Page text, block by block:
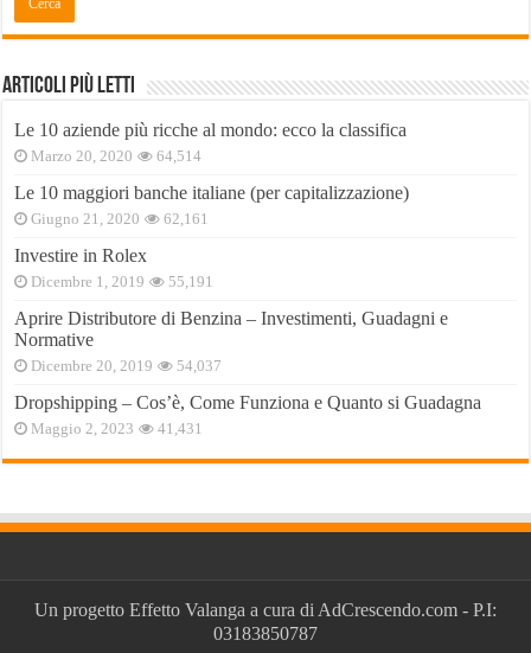
Articoli Più Letti
Le 10 aziende più ricche al mondo: ecco la classifica
Marzo 20, 2020 64,514
Le 10 maggiori banche italiane (per capitalizzazione)
Giugno 21, 2020 62,161
Investire in Rolex
Dicembre 1, 2019 55,191
Aprire Distributore di Benzina – Investimenti, Guadagni e
Normative
Dicembre 20, 2019 54,037
Dropshipping – Cos’è, Come Funziona e Quanto si Guadagna
Maggio 2, 2023 41,431
Un progetto Effetto Valanga a cura di AdCrescendo.com - P.I:
03183850787